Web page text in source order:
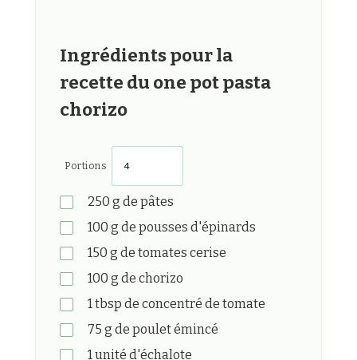
Ingrédients pour la
recette du one pot pasta
chorizo
Portions
250 g de pâtes
100 g de pousses d'épinards
150 g de tomates cerise
100 g de chorizo
1tbsp de concentré de tomate
75 g de poulet émincé
1unité d'échalote